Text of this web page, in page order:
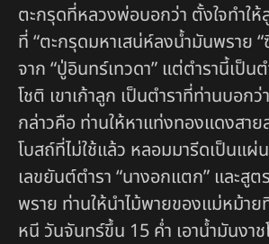
ตะกรุดที่หลวงพ่อบอกว่า ตั้งใจทำใ
ที่ “ตะกรุดมหาเสน่ห์ลงน้ำมันพราย
จาก “ปู่อินทร์เทวดา” แต่ตำรานี้เป็
โชติ เขาเก้าลูก เป็นตำราที่ท่านบอก
กล่าวคือ ท่านให้หาแท่งทองแดงสา
โบสถ์ที่ไม่ใช้แล้ว หลอมมารีดเป็นแผ่
เลขยันต์ตำรา “นางอกแตก” และสูต
พราย ท่านให้นำไม้พายของแม่หม้า
หนี วันจันทร์ขึ้น 15 ค่ำ เอาน้ำมันงาช